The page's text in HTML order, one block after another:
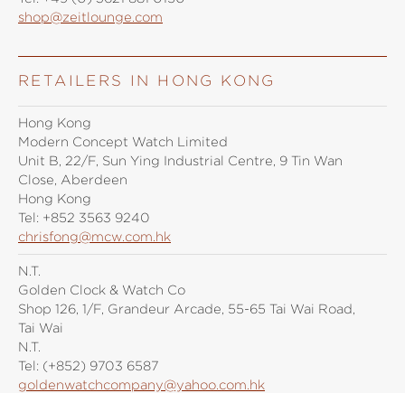
shop@zeitlounge.com
RETAILERS IN HONG KONG
Hong Kong
Modern Concept Watch Limited
Unit B, 22/F, Sun Ying Industrial Centre, 9 Tin Wan
Close, Aberdeen
Hong Kong
Tel: +852 3563 9240
chrisfong@mcw.com.hk
N.T.
Golden Clock & Watch Co
Shop 126, 1/F, Grandeur Arcade, 55-65 Tai Wai Road,
Tai Wai
N.T.
Tel: (+852) 9703 6587
goldenwatchcompany@yahoo.com.hk